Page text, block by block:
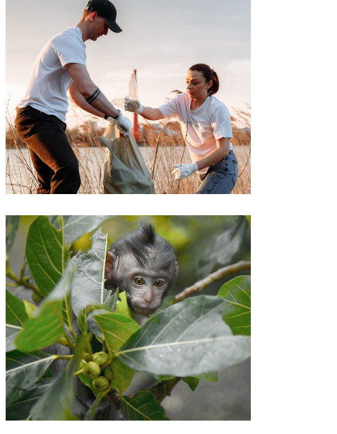
Environment
Living in
harmony
Environment
Save the
forests
Charity